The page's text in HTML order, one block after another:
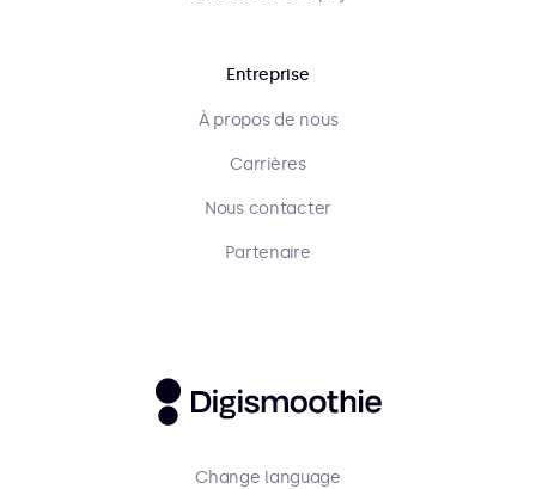
Entreprise
À propos de nous
Carrières
Nous contacter
Partenaire
Change language